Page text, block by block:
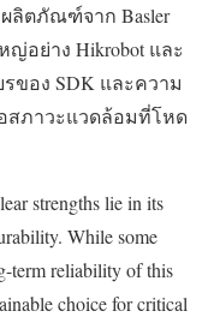
ผลิตภัณฑ์จาก Basler
อย่าง Hikrobot และ
ของ SDK และความ
สภาวะแวดล้อมที่โหด
strengths lie in its
While some
term reliability of this
choice for critical